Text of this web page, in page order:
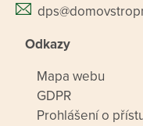
Odkazy
Mapa webu
GDPR
Prohlášení o